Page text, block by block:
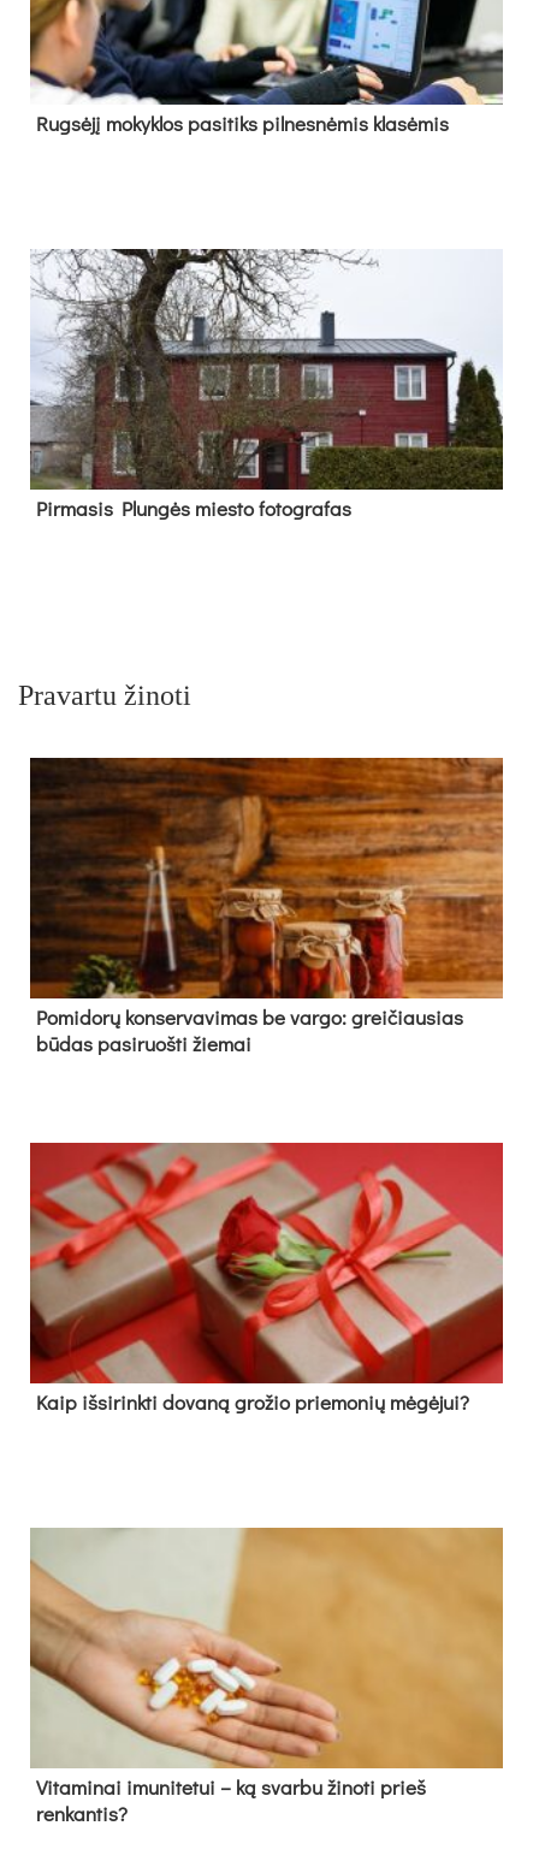
Rug­sė­jį mo­kyk­los pa­si­tiks pil­nes­nė­mis kla­sė­mis
Pir­ma­sis Plun­gės mies­to fo­tog­ra­fas
Pravartu žinoti
Pomidorų konservavimas be vargo: greičiausias
būdas pasiruošti žiemai
Kaip išsirinkti dovaną grožio priemonių mėgėjui?
Vitaminai imunitetui – ką svarbu žinoti prieš
renkantis?